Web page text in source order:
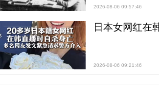
2026-08-06 09:57:46
日本女网红在
2026-08-06 09:21:46